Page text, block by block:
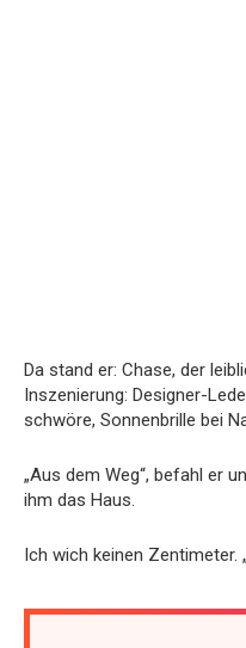
Da stand er: Chase, der
Inszenierung: Designer-
schwöre, Sonnenbrille bei
„Aus dem Weg“, befahl er
ihm das Haus.
Ich wich keinen Zentimeter.